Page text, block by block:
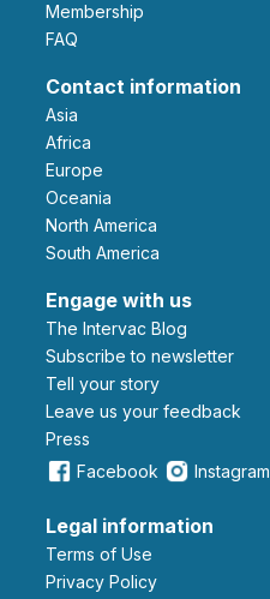
Membership
FAQ
Contact information
Asia
Africa
Europe
Oceania
North America
South America
Engage with us
The Intervac Blog
Subscribe to newsletter
Tell your story
leave us your feedback
Press
Facebook
Instagram
Legal information
Terms of Use
Privacy Policy